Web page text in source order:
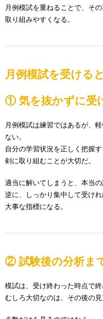
月例模試を重ねることで、そ
取り組みやすくなる。
月例模試を受け
① 気を抜かずに受
月例模試は練習ではあるが、
ない。
自分の学習状況を正しく把握
剣に取り組むことが大切だ。
適当に解いてしまうと、本当の
逆に、しっかり集中して受け
大事な指標になる。
② 試験後の分析ま
模試は、受け終わった時点で終
むしろ大切なのは、その後の見